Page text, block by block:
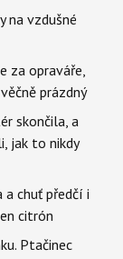
na vzdušné
za opraváře,
prázdný
skončila, a
jak to nikdy
chuť předčí i
citrón
Ptačinec